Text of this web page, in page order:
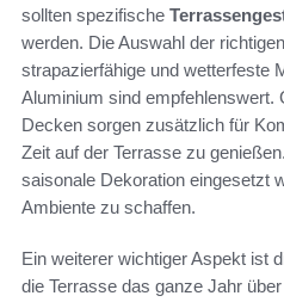
sollten spezifische
werden. Die Auswahl der
strapazierfähige und wetterfeste
Aluminium sind empfehlenswert.
Decken sorgen zusätzlich für
Zeit auf der Terrasse zu
saisonale Dekoration eingesetzt
Ambiente zu schaffen.
Ein weiterer wichtiger Aspekt ist
die Terrasse das ganze Jahr